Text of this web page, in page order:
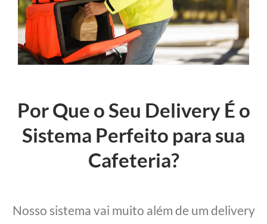
Por Que o Seu Delivery É o
Sistema Perfeito para sua
Cafeteria?
Nosso sistema vai muito além de um delivery